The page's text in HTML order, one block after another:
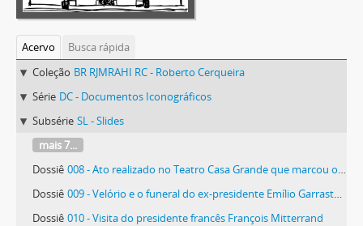
Acervo
Busca rápida
Coleção BR RJMRAHI RC - Roberto Cerqueira
Série DC - Documentos Iconográficos
Subsérie SL - Slides
mais 7...
Dossiê 008 - Ato realizado no Teatro Casa Grande que marcou o fim da censura
Dossiê 009 - Velório e o funeral do ex-presidente Emílio Garrastazu Médici
Dossiê 010 - Visita do presidente francês François Mitterrand